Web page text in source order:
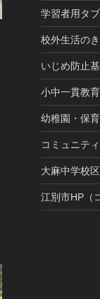
学習者用タ
校外生活の
いじめ防止
小中一貫教育
幼稚園・保
コミュニテ
大麻中学校
江別市HP（